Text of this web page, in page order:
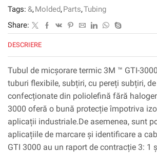
Tags: &,Molded,Parts,Tubing
Share:
DESCRIERE
Tubul de micșorare termic 3M ™ GTI-
tuburi flexibile, subțiri, cu pereți subțiri,
confecționate din poliolefină fără
3000 oferă o bună protecție împotriva
aplicații industriale.De asemenea, sunt
aplicațiile de marcare și identificare a
GTI 3000 au un raport de contracție 3: 1